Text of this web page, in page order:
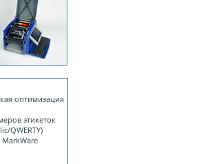
оптимизация
этикеток
QWERTY)